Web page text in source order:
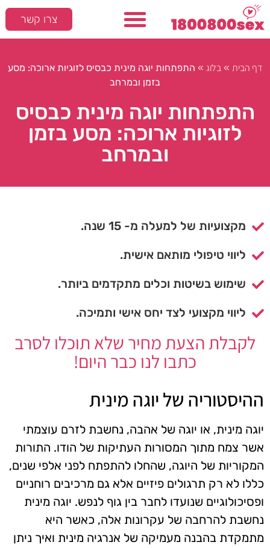
צרו קשר
דף הבית »בלוג » התפתחות יוגה מינית כבסיס לזוגיות ארוכה: מסע
בזמן ובמרחב
התפתחות יוגה מינית כבסיס
לזוגיות ארוכה: מסע בזמן
ובמרחב
מקצועיות של למעלה מ- 15 שנה.
ליווי טיפולי מותאם אישית.
שימוש בשיטות וכלים מתקדמים ביותר.
ליווי מקצועי לצד יחס אישי ותמיכה.
לקבלת הצעת מחיר שלא תוכלו לסרב
כתבו לנו כבר היום!
ההיסטוריה של יוגה מינית
יוגה מינית, או יוגה של אהבה, נחשבת לזרם עוצמתי
אשר צמח מתוך המסורות העתיקות של הודו. התורות
המקוריות של היוגה, שהחלו להתפתח לפני אלפי שנים,
כללו לא רק תרגולים פיזיים אלא גם מרכיבים רוחניים
ופסיכולוגיים שנועדו לחבר בין גוף לנפש. יוגה מינית
נחשבת להרחבה של עקרונות אלה, כאשר היא
מתמקדת בהבנה מעמיקה של אנרגיה מינית ואיך ניתן